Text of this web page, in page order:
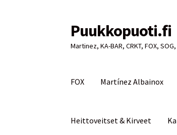
Siirry
navigointiin
Siirry
sisältöön
Puukkopuoti.fi
Martinez, KA-BAR, CRKT, FOX,
FOX Martínez Albainox
Heittoveitset & Kirveet